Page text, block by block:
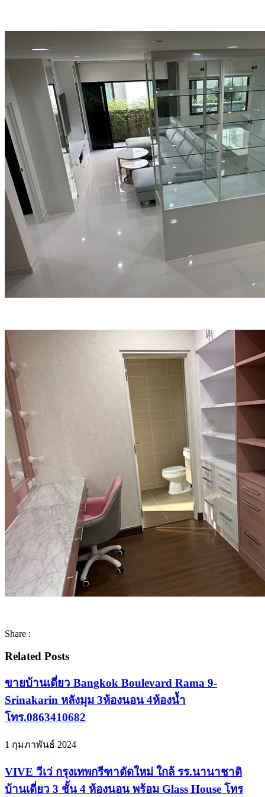
Share :
Related Posts
ขายบ้านเดี่ยว Bangkok Boulevard Rama 9-
Srinakarin หลังมุม 3ห้องนอน 4ห้องน้ำ
โทร.0863410682
1 กุมภาพันธ์ 2024
VIVE วีเว่ กรุงเทพกรีฑาตัดใหม่ ใกล้ รร.นานาชาติ
บ้านเดี่ยว 3 ชั้น 4 ห้องนอน พร้อม Glass House โทร